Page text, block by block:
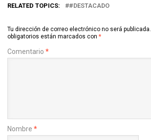
RELATED TOPICS: #DESTACADO
Tu dirección de correo electrónico no será publicada.
obligatorios están marcados con *
Comentario *
Nombre *